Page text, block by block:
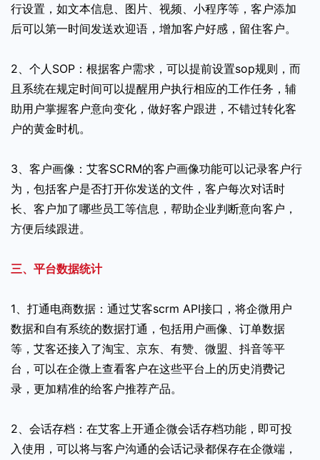
行设置，如文本信息、图片、视频、小程序等，客户添加
后可以第一时间发送欢迎语，增加客户好感，留住客户。
2、个人SOP：根据客户需求，可以提前设置sop规则，而
且系统在规定时间可以提醒用户执行相应的工作任务，辅
助用户掌握客户意向变化，做好客户跟进，不错过转化客
户的黄金时机。
3、客户画像：艾客SCRM的客户画像功能可以记录客户行
为，包括客户是否打开你发送的文件，客户每次对话时
长、客户加了哪些员工等信息，帮助企业判断意向客户，
方便后续跟进。
三、平台数据统计
1、打通电商数据：通过艾客scrm API接口，将企微用户
数据和自有系统的数据打通，包括用户画像、订单数据
等，艾客还接入了淘宝、京东、有赞、微盟、抖音等平
台，可以在企微上查看客户在这些平台上的历史消费记
录，更加精准的给客户推荐产品。
2、会话存档：在艾客上开通企微会话存档功能，即可投
入使用，可以将与客户沟通的会话记录都保存在企微端，